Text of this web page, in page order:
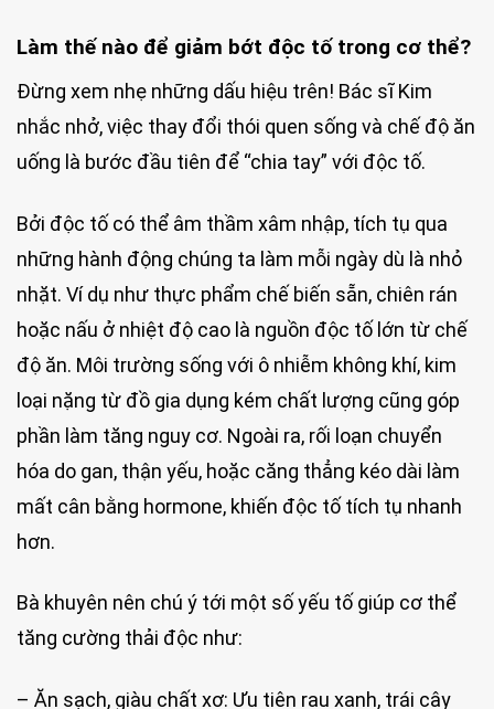
Làm thế nào để giảm bớt độc tố trong cơ thể?
Đừng xem nhẹ những dấu hiệu trên! Bác sĩ Kim
nhắc nhở, việc thay đổi thói quen sống và chế độ ăn
uống là bước đầu tiên để “chia tay” với độc tố.
Bởi độc tố có thể âm thầm xâm nhập, tích tụ qua
những hành động chúng ta làm mỗi ngày dù là nhỏ
nhặt. Ví dụ như thực phẩm chế biến sẵn, chiên rán
hoặc nấu ở nhiệt độ cao là nguồn độc tố lớn từ chế
độ ăn. Môi trường sống với ô nhiễm không khí, kim
loại nặng từ đồ gia dụng kém chất lượng cũng góp
phần làm tăng nguy cơ. Ngoài ra, rối loạn chuyển
hóa do gan, thận yếu, hoặc căng thẳng kéo dài làm
mất cân bằng hormone, khiến độc tố tích tụ nhanh
hơn.
Bà khuyên nên chú ý tới một số yếu tố giúp cơ thể
tăng cường thải độc như:
– Ăn sạch, giàu chất xơ: Ưu tiên rau xanh, trái cây